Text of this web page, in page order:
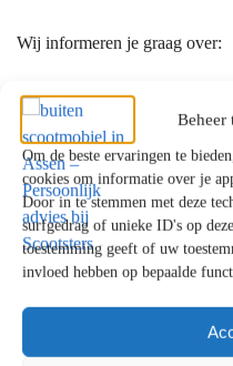
Beheer
Om de beste ervaringen te
cookies om informatie over je
Door in te stemmen met deze
surfgedrag of unieke ID's op
toestemming geeft of uw
invloed hebben op bepaalde
Wij informeren je graag over:
de mogelijkheden binnen
een eventuele eigen
alternatieven als je
Waarom kiezen
Scootsters?
✔ Persoonlijk en eerlijk advies
✔ Showrooms met
✔ Uitgebreide ervaring met